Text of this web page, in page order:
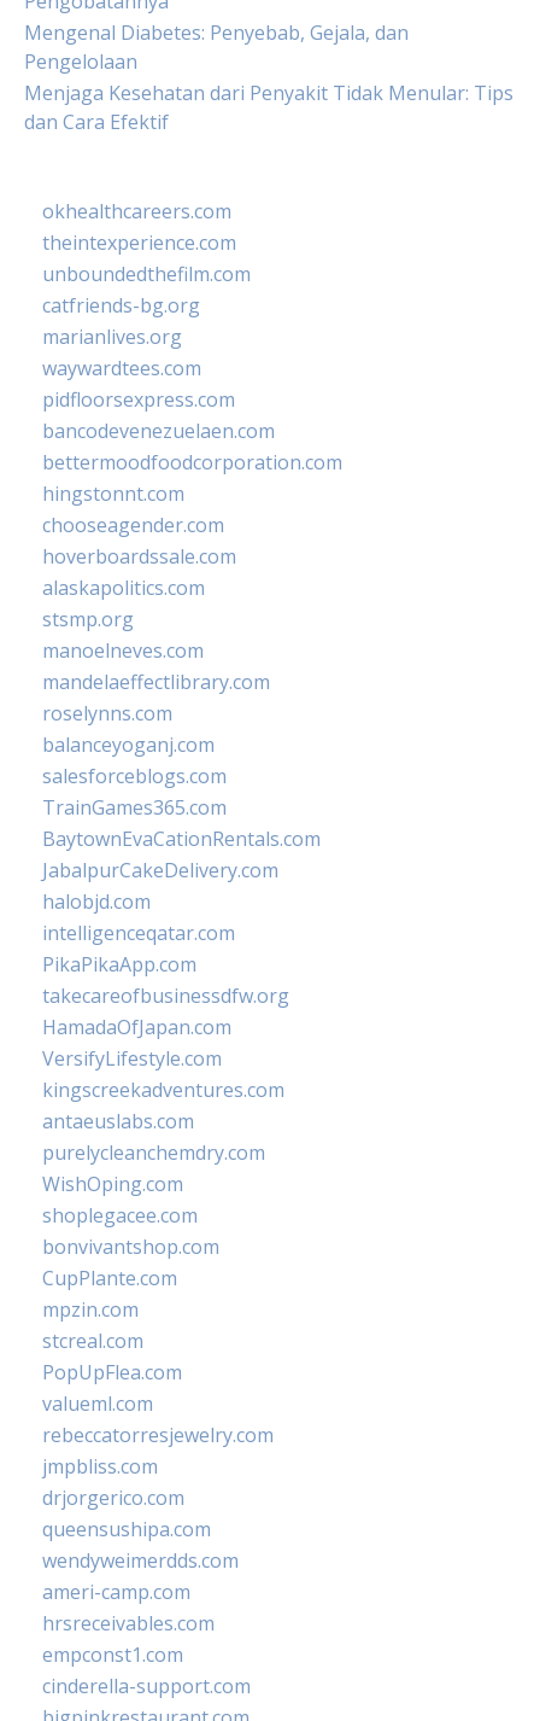
Mengenal Diabetes: Penyebab, Gejala, dan
Pengelolaan
Menjaga Kesehatan dari Penyakit Tidak Menular: Tips
dan Cara Efektif
okhealthcareers.com
theintexperience.com
unboundedthefilm.com
catfriends-bg.org
marianlives.org
waywardtees.com
pidfloorsexpress.com
bancodevenezuelaen.com
bettermoodfoodcorporation.com
hingstonnt.com
chooseagender.com
hoverboardssale.com
alaskapolitics.com
stsmp.org
manoelneves.com
mandelaeffectlibrary.com
roselynns.com
balanceyoganj.com
salesforceblogs.com
TrainGames365.com
BaytownEvaCationRentals.com
JabalpurCakeDelivery.com
halobjd.com
intelligenceqatar.com
PikaPikaApp.com
takecareofbusinessdfw.org
HamadaOfJapan.com
VersifyLifestyle.com
kingscreekadventures.com
antaeuslabs.com
purelycleanchemdry.com
WishOping.com
shoplegacee.com
bonvivantshop.com
CupPlante.com
mpzin.com
stcreal.com
PopUpFlea.com
valueml.com
rebeccatorresjewelry.com
jmpbliss.com
drjorgerico.com
queensushipa.com
wendyweimerdds.com
ameri-camp.com
hrsreceivables.com
empconst1.com
cinderella-support.com